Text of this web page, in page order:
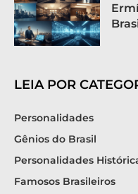
LEIA POR
Personalidades
Gênios do Brasil
Personalidades
Famosos Brasileiros